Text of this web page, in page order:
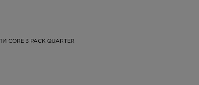
CORE 3 PACK QUARTER